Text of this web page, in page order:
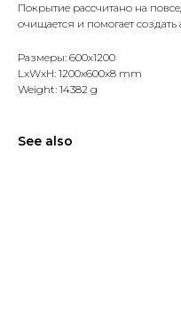
Покрытие рассчитано на
очищается и помогает
Размеры: 600x1200
LxWxH: 1200x600x8 mm
Weight: 14382 g
See also